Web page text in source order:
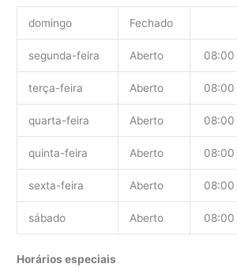
domingo Fechado
segunda-feira Aberto 08:00
terça-feira Aberto 08:00
quarta-feira Aberto 08:00
quinta-feira Aberto 08:00
sexta-feira Aberto 08:00
sábado Aberto 08:00
Horários especiais